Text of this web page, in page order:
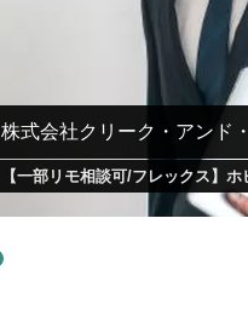
株式会社クリーク・アンド
【一部リモ相談可/フレックス】